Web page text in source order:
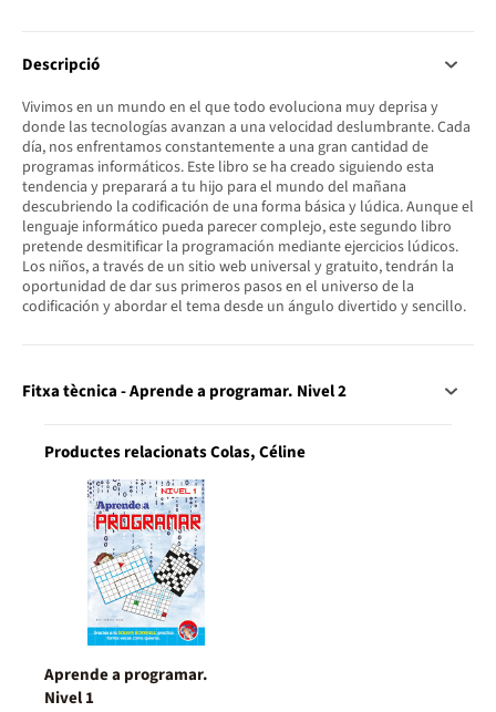
Descripció
Vivimos en un mundo en el que todo evoluciona muy deprisa y
donde las tecnologías avanzan a una velocidad deslumbrante. Cada
día, nos enfrentamos constantemente a una gran cantidad de
programas informáticos. Este libro se ha creado siguiendo esta
tendencia y preparará a tu hijo para el mundo del mañana
descubriendo la codificación de una forma básica y lúdica. Aunque el
lenguaje informático pueda parecer complejo, este segundo libro
pretende desmitificar la programación mediante ejercicios lúdicos.
Los niños, a través de un sitio web universal y gratuito, tendrán la
oportunidad de dar sus primeros pasos en el universo de la
codificación y abordar el tema desde un ángulo divertido y sencillo.
Fitxa tècnica - Aprende a programar. Nivel 2
Productes relacionats Colas, Céline
Aprende a programar.
Nivel 1